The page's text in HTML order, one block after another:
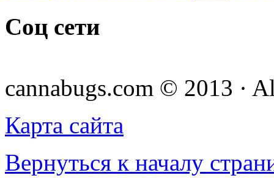
Соц сети
cannabugs.com © 2013 ·
Карта сайта
Вернуться к началу